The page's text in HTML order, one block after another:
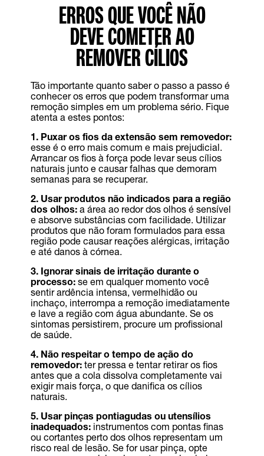
ERROS QUE VOCÊ NÃO
DEVE COMETER AO
REMOVER CÍLIOS
Tão importante quanto saber o passo a passo é
conhecer os erros que podem transformar uma
remoção simples em um problema sério. Fique
atenta a estes pontos:
1. Puxar os fios da extensão sem removedor:
esse é o erro mais comum e mais prejudicial.
Arrancar os fios à força pode levar seus cílios
naturais junto e causar falhas que demoram
semanas para se recuperar.
2. Usar produtos não indicados para a região
dos olhos:a área ao redor dos olhos é sensível
e absorve substâncias com facilidade. Utilizar
produtos que não foram formulados para essa
região pode causar reações alérgicas, irritação
e até danos à córnea.
3. Ignorar sinais de irritação durante o
processo:se em qualquer momento você
sentir ardência intensa, vermelhidão ou
inchaço, interrompa a remoção imediatamente
e lave a região com água abundante. Se os
sintomas persistirem, procure um profissional
de saúde.
4. Não respeitar o tempo de ação do
removedor:ter pressa e tentar retirar os fios
antes que a cola dissolva completamente vai
exigir mais força, o que danifica os cílios
naturais.
5. Usar pinças pontiagudas ou utensílios
inadequados:instrumentos com pontas finas
ou cortantes perto dos olhos representam um
risco real de lesão. Se for usar pinça, opte